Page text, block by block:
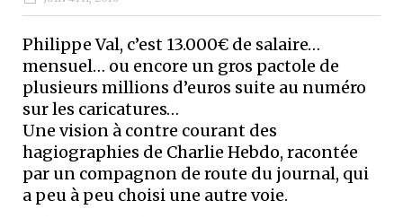
Philippe Val, c’est 13.000€ de salaire…
mensuel… ou encore un gros pactole de
plusieurs millions d’euros suite au numéro
sur les caricatures…
Une vision à contre courant des
hagiographies de Charlie Hebdo, racontée
par un compagnon de route du journal, qui
a peu à peu choisi une autre voie.